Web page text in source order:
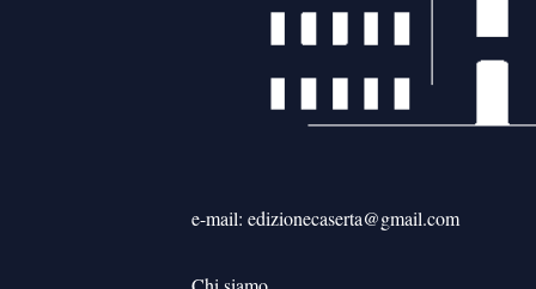
e-mail: edizionecaserta@gmail.com